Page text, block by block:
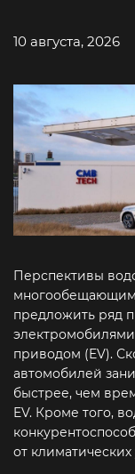
10 августа, 2026
Перспективы
предложить ряд
приводом (EV).
автомобилей
быстрее, чем
EV. Кроме того,
от